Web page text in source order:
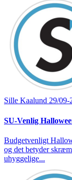
Sille Kaalund 29/09-
SU-Venlig
Budgetvenligt
og det betyder
uhyggelige...